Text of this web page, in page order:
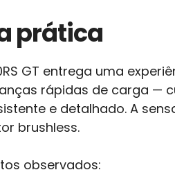
prática
GT entrega uma
rápidas de carga —
e detalhado. A
brushless.
observados: